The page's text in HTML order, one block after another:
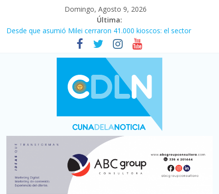
Domingo, Agosto 9, 2026
Última:
Desde que asumió Milei cerraron 41.000 kioscos: el sector
denuncia crisis como en 2001
Vacaciones de invierno con más movimiento y consumo
turístico: 4,6 millones de personas viajaron por el país, un 5,9%
El agro argentino logró un récord histórico de exportaciones en
el primer semestre de 2026
Duelo internacional: Falleció Jorge Messi, el papá de Leo
La morosidad alcanzó su nivel más alto en dos décadas y ya
afecta a 400 mil deudores en Santa Fe